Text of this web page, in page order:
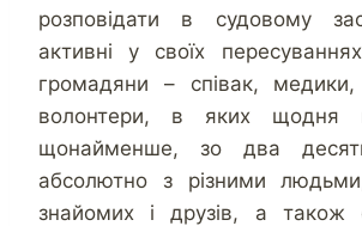
розповідати в судовому
активні у своїх
громадяни – співак, медики,
волонтери, в яких щодня
щонайменше, зо два
абсолютно з різними
знайомих і друзів, а також